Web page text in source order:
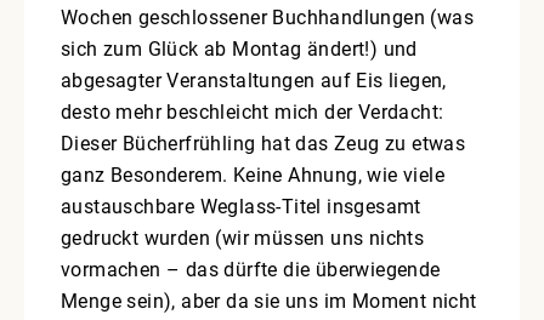
Wochen geschlossener Buchhandlungen (was
sich zum Glück ab Montag ändert!) und
abgesagter Veranstaltungen auf Eis liegen,
desto mehr beschleicht mich der Verdacht:
Dieser Bücherfrühling hat das Zeug zu etwas
ganz Besonderem. Keine Ahnung, wie viele
austauschbare Weglass-Titel insgesamt
gedruckt wurden (wir müssen uns nichts
vormachen – das dürfte die überwiegende
Menge sein), aber da sie uns im Moment nicht